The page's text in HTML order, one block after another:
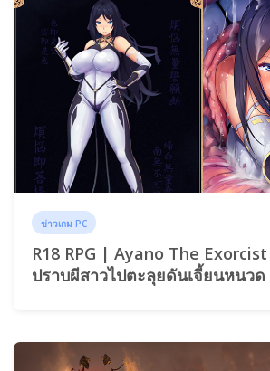
ข่าวเกม PC
R18 RPG | Ayano The
ปราบผีสาวไปตะลุยดันเจี้ยนหนว